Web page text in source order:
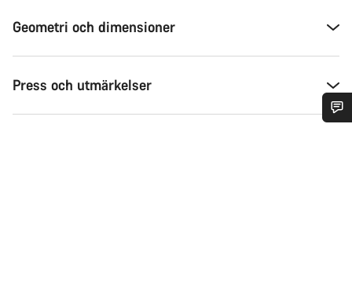
Geometri och dimensioner
Press och utmärkelser